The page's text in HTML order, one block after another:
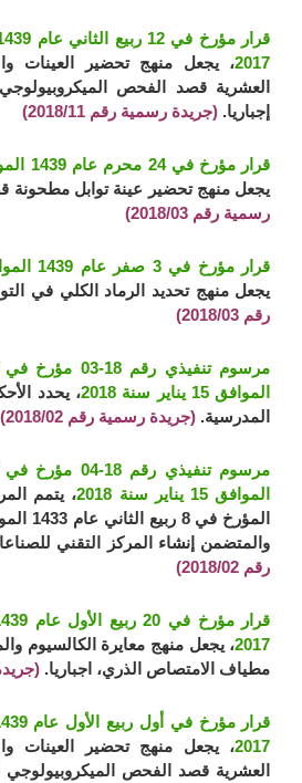
2017، يجعل منهج تحضير العينات
العشرية قصد الفحص
إجباريا. (جريدة رسمية رقم 2018/11)
قرار مؤرخ في 24 محرم عام 1439 الموافق 15 أكتوبر سنة 2017
يجعل منهج تحضير عينة توابل مطحونة
رسمية رقم 2018/03)
قرار مؤرخ في 3 صفر عام 1439 الموافق 24 أكتوبر سنة 2017
يجعل منهج تحديد الرماد الكلي في
رقم 2018/03)
الموافق 15 يناير سنة 2018
، يحدد
المدرسية. (جريدة رسمية رقم 2018/02)
الموافق 15 يناير سنة 2018
والمتضمن إنشاء المركز التقني
رقم 2018/02)
2017، يجعل منهج معايرة الكالسيوم
مطياف الامتصاص الذري، اجباريا. (جريدة
2017، يجعل منهج تحضير العينات
العشرية قصد الفحص الميكروبيولوجي